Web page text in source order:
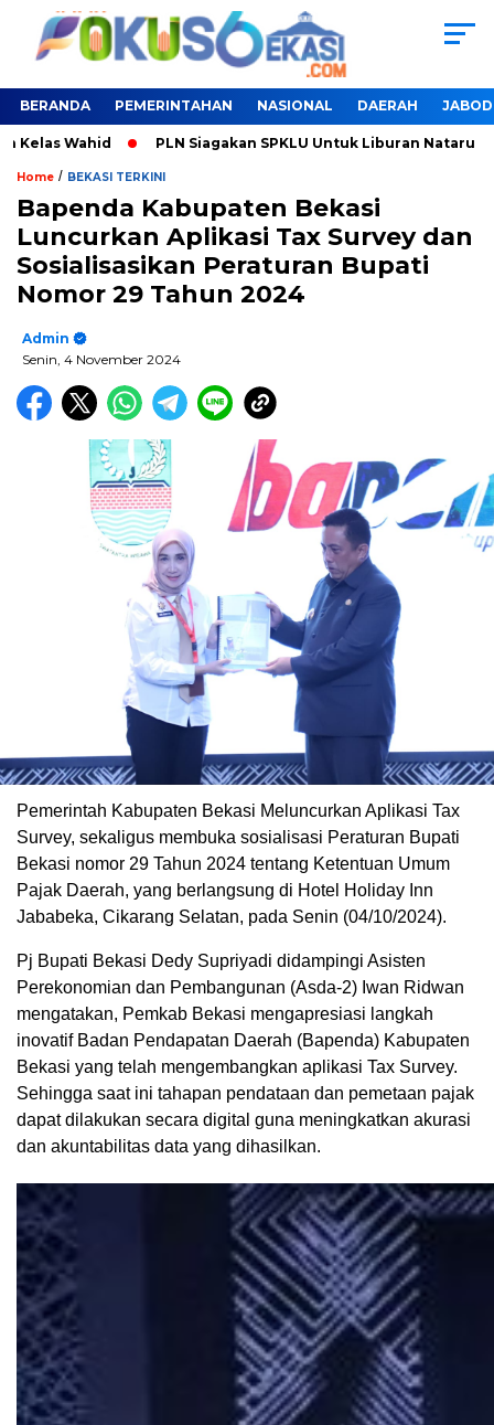
BERANDA PEMERINTAHAN NASIONAL DAERAH
PLN Siagakan SPKLU Untuk Liburan Nataru
Home / BEKASI TERKINI
Bapenda Kabupaten Bekasi
Luncurkan Aplikasi Tax Survey dan
Sosialisasikan Peraturan Bupati
Nomor 29 Tahun 2024
Admin
Senin, 4 November 2024
Pemerintah Kabupaten Bekasi Meluncurkan Aplikasi Tax
Survey, sekaligus membuka sosialisasi Peraturan Bupati
Bekasi nomor 29 Tahun 2024 tentang Ketentuan Umum
Pajak Daerah, yang berlangsung di Hotel Holiday Inn
Jababeka, Cikarang Selatan, pada Senin (04/10/2024).
Pj Bupati Bekasi Dedy Supriyadi didampingi Asisten
Perekonomian dan Pembangunan (Asda-2) Iwan Ridwan
mengatakan, Pemkab Bekasi mengapresiasi langkah
inovatif Badan Pendapatan Daerah (Bapenda) Kabupaten
Bekasi yang telah mengembangkan aplikasi Tax Survey.
Sehingga saat ini tahapan pendataan dan pemetaan pajak
dapat dilakukan secara digital guna meningkatkan akurasi
dan akuntabilitas data yang dihasilkan.